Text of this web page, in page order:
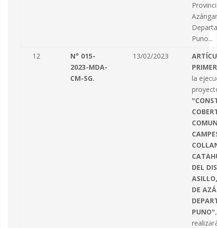
Puno...
12
N° 015-
2023-MDA-
CM-SG.
13/02/2023
la
DEL
DE
PUNO"